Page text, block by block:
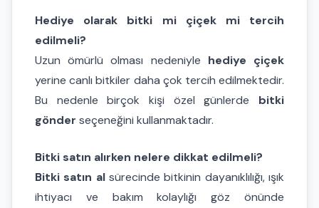
Hediye olarak bitki mi çiçek mi tercih
edilmeli?
Uzun ömürlü olması nedeniyle hediye çiçek
yerine canlı bitkiler daha çok tercih edilmektedir.
Bu nedenle birçok kişi özel günlerde bitki
gönder seçeneğini kullanmaktadır.
Bitki satın alırken nelere dikkat edilmeli?
Bitki satın alsürecinde bitkinin dayanıklılığı, ışık
ihtiyacı ve bakım kolaylığı göz önünde